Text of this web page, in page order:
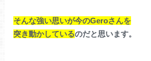
そんな強い思いが今のGeroさんを
突き動かしているのだと思います。